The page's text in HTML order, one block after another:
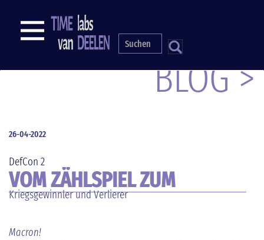
S
NAVIGATION
BLOG >
DefCon 2
VOM ZÄHLSPIEL ZUM
ENDSPIEL
Kriegsgewinnler und Verlierer
26-04-2022
Macron!